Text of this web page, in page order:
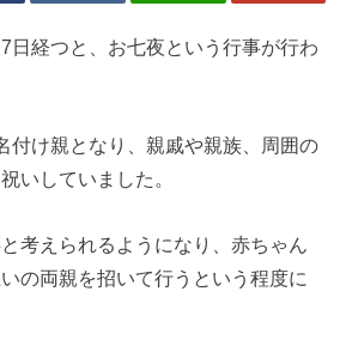
日経つと、お七夜という行事が行わ
付け親となり、親戚や親族、周囲の
いしていました。
考えられるようになり、赤ちゃん
の両親を招いて行うという程度に